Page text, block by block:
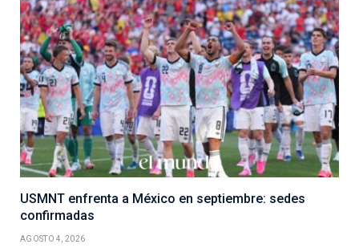
USMNT enfrenta a México en septiembre: sedes
confirmadas
AGOSTO 4, 2026